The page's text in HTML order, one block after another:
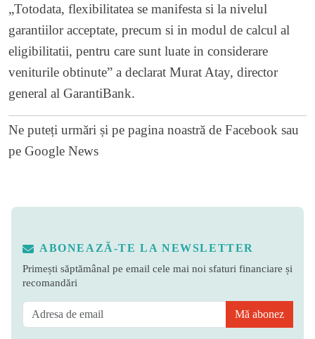
„Totodata, flexibilitatea se manifesta si la nivelul
garantiilor acceptate, precum si in modul de calcul al
eligibilitatii, pentru care sunt luate in considerare
veniturile obtinute” a declarat Murat Atay, director
general al GarantiBank.
Ne puteți urmări și pe pagina noastră de Facebook sau
pe Google News
ABONEAZĂ-TE LA NEWSLETTER
Primești săptămânal pe email cele mai noi sfaturi financiare și
recomandări
Mă abonez